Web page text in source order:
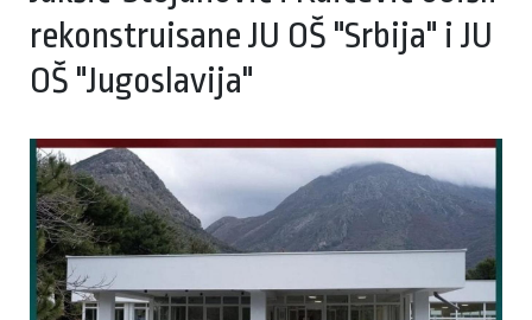
rekonstruisane JU OŠ "Srbija" i JU
OŠ "Jugoslavija"